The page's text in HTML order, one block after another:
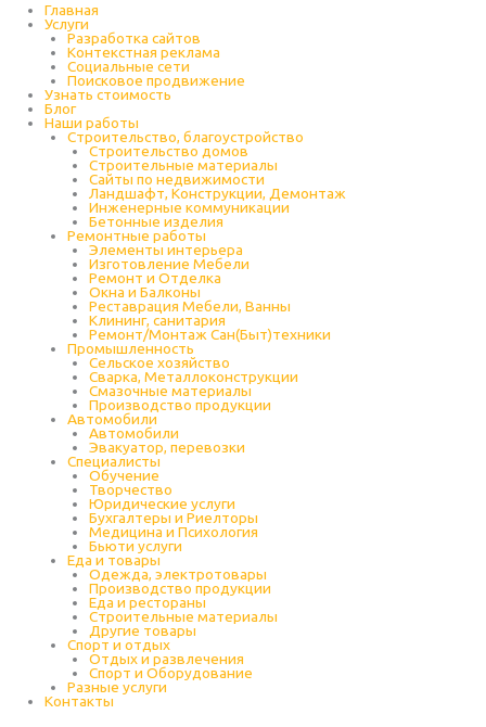
Главная
Услуги
Разработка сайтов
Контекстная реклама
Социальные сети
Поисковое продвижение
Узнать стоимость
Блог
Наши работы
Строительство, благоустройство
Строительство домов
Строительные материалы
Сайты по недвижимости
Ландшафт, Конструкции, Демонтаж
Инженерные коммуникации
Бетонные изделия
Ремонтные работы
Элементы интерьера
Изготовление Мебели
Ремонт и Отделка
Окна и Балконы
Реставрация Мебели, Ванны
Клининг, санитария
Ремонт/Монтаж Сан(Быт)техники
Промышленность
Cельское хозяйство
Сварка, Металлоконструкции
Cмазочные материалы
Производство продукции
Автомобили
Автомобили
Эвакуатор, перевозки
Специалисты
Обучение
Творчество
Юридические услуги
Бухгалтеры и Риелторы
Медицина и Психология
Бьюти услуги
Еда и товары
Одежда, электротовары
Производство продукции
Еда и рестораны
Строительные материалы
Другие товары
Спорт и отдых
Отдых и развлечения
Спорт и Оборудование
Разные услуги
Контакты